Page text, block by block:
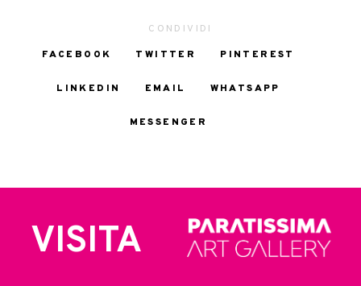
CONDIVIDI
FACEBOOK
TWITTER PINTEREST
LINKEDIN EMAIL WHATSAPP
MESSENGER
VISITA